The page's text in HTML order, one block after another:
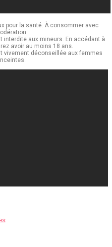
pour la santé. À consommer avec
interdite aux mineurs. En accédant à
avoir au moins 18 ans.
vivement déconseillée aux femmes